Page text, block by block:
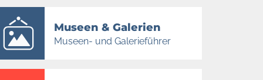
Museen & Galerien
Museen- und Galerieführer